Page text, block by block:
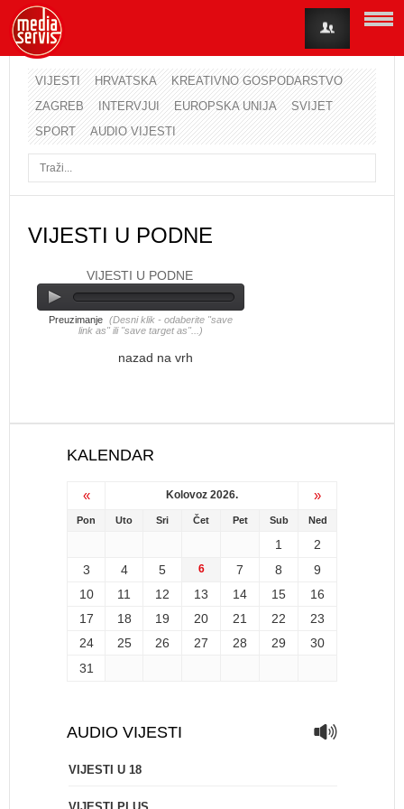
VIJESTI HRVATSKA
KREATIVNO GOSPODARSTVO
ZAGREB
INTERVJUI EUROPSKA UNIJA
SVIJET
SPORT
AUDIO VIJESTI
VIJESTI U PODNE
VIJESTI U PODNE
Preuzimanje (Desni klik - odaberite "save
link as" ili "save target as"...)
nazad na vrh
KALENDAR
« Kolovoz 2026. »
Pon Uto Sri Čet Pet Sub Ned
1
2
3
4 5 6 7 8
9
10
11 12 13 14 15
16
17
18 19 20 21 22
23
24
25 26 27 28 29
30
31
AUDIO VIJESTI
VIJESTI U 18
Korisničko ime
Lozinka
Zaboravili ste lozinku?